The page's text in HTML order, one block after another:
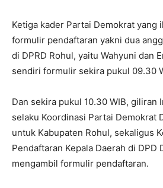
Ketiga kader Partai Demokrat yang
formulir pendaftaran yakni dua
di DPRD Rohul, yaitu Wahyuni dan
sendiri formulir sekira pukul 09.30
Dan sekira pukul 10.30 WIB, giliran
selaku Koordinasi Partai Demokrat
untuk Kabupaten Rohul, sekaligus
Pendaftaran Kepala Daerah di DPD
mengambil formulir pendaftaran.